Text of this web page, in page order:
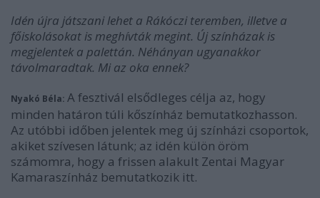
Idén újra játszani lehet a Rákóczi teremben, illetve a
főiskolásokat is meghívták megint. Új színházak is
megjelentek a palettán. Néhányan ugyanakkor
távolmaradtak. Mi az oka ennek?
Nyakó Béla: A fesztivál elsődleges célja az, hogy
minden határon túli kőszínház bemutatkozhasson.
Az utóbbi időben jelentek meg új színházi csoportok,
akiket szívesen látunk; az idén külön öröm
számomra, hogy a frissen alakult Zentai Magyar
Kamaraszínház bemutatkozik itt.